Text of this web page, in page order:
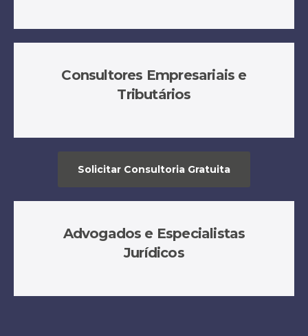
Consultores Empresariais e
Tributários
Solicitar Consultoria Gratuita
Advogados e Especialistas
Jurídicos